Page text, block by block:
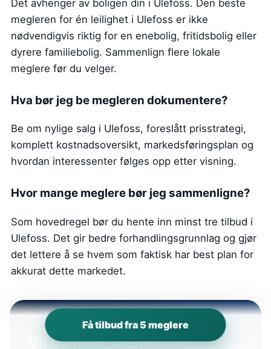
Det avhenger av boligen din i Ulefoss. Den beste
megleren for én leilighet i Ulefoss er ikke
nødvendigvis riktig for en enebolig, fritidsbolig eller
dyrere familiebolig. Sammenlign flere lokale
meglere før du velger.
Hva bør jeg be megleren dokumentere?
Be om nylige salg i Ulefoss, foreslått prisstrategi,
komplett kostnadsoversikt, markedsføringsplan og
hvordan interessenter følges opp etter visning.
Hvor mange meglere bør jeg sammenligne?
Som hovedregel bør du hente inn minst tre tilbud i
Ulefoss. Det gir bedre forhandlingsgrunnlag og gjør
det lettere å se hvem som faktisk har best plan for
akkurat dette markedet.
Vil du finne beste
Få tilbud fra 5 meglere